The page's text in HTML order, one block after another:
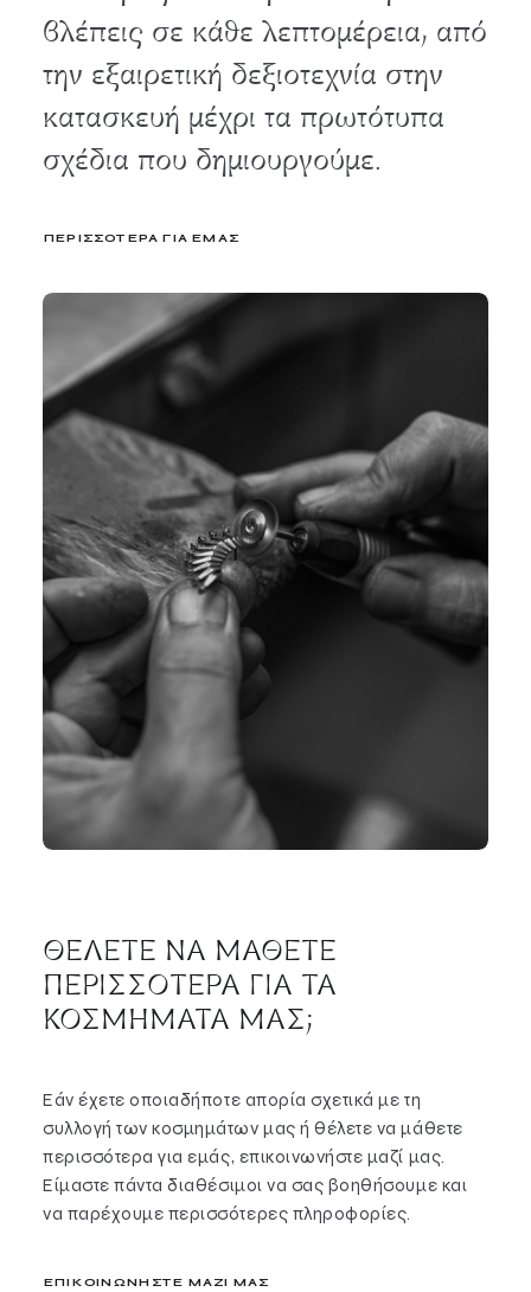
βλέπεις σε κάθε λεπτομέρεια, από
την εξαιρετική δεξιοτεχνία στην
κατασκευή μέχρι τα πρωτότυπα
σχέδια που δημιουργούμε.
ΠΕΡΙΣΣΌΤΕΡΑ ΓΙΑ ΕΜΆΣ
ΘΕΛΕΤΕ ΝΑ ΜΑΘΕΤΕ
ΠΕΡΙΣΣΟΤΕΡΑ ΓΙΑ ΤΑ
ΚΟΣΜΗΜΑΤΑ ΜΑΣ;
Εάν έχετε οποιαδήποτε απορία σχετικά με τη
συλλογή των κοσμημάτων μας ή θέλετε να μάθετε
περισσότερα για εμάς, επικοινωνήστε μαζί μας.
Είμαστε πάντα διαθέσιμοι να σας βοηθήσουμε και
να παρέχουμε περισσότερες πληροφορίες.
ΕΠΙΚΟΙΝΩΝΗΣΤΕ ΜΑΖΙ ΜΑΣ